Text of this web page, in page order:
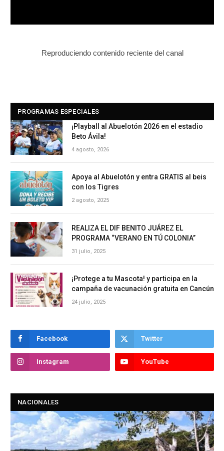
Reproduciendo contenido reciente del canal
PROGRAMAS ESPECIALES
¡Playball al Abuelotón 2026 en el estadio
Beto Ávila!
4 agosto, 2026
Apoya al Abuelotón y entra GRATIS al beis
con los Tigres
2 agosto, 2025
REALIZA EL DIF BENITO JUÁREZ EL
PROGRAMA “VERANO EN TÚ COLONIA”
31 julio, 2025
¡Protege a tu Mascota! y participa en la
campaña de vacunación gratuita en Cancún
24 julio, 2025
Facebook Twitter
Instagram YouTube
NACIONALES